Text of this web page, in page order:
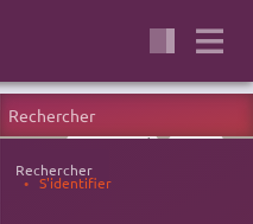
ACCESSIBILITÉ GNOME
Rechercher
S'identifier